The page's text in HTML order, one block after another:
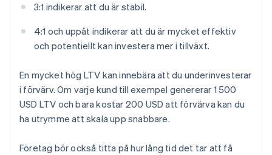
3:1 indikerar att du är stabil.
4:1 och uppåt indikerar att du är mycket effektiv
och potentiellt kan investera mer i tillväxt.
En mycket hög LTV kan innebära att du underinvesterar
i förvärv. Om varje kund till exempel genererar 1 500
USD LTV och bara kostar 200 USD att förvärva kan du
ha utrymme att skala upp snabbare.
Företag bör också titta på hur lång tid det tar att få